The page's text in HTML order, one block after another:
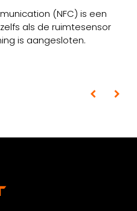
(NFC) is een
als de ruimtesensor
is aangesloten.